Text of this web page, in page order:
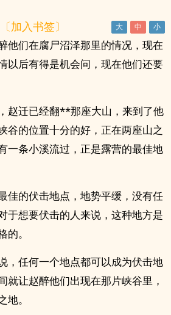
〔加入书签〕
他们在腐尸沼泽那里的情况，现在
以后有得是机会问，现在他们还要
赵迁已经翻**那座大山，来到了他
谷的位置十分的好，正在两座山之
一条小溪流过，正是露营的最佳地
佳的伏击地点，地势平缓，没有任
于想要伏击的人来说，这种地方是
。
，任何一个地点都可以成为伏击地
就让赵醉他们出现在那片峡谷里，
。